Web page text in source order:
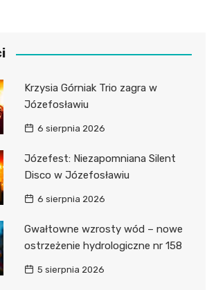
Krzysia Górniak Trio zagra w
Józefosławiu
6 sierpnia 2026
Józefest: Niezapomniana Silent
Disco w Józefosławiu
6 sierpnia 2026
Gwałtowne wzrosty wód – nowe
ostrzeżenie hydrologiczne nr 158
5 sierpnia 2026